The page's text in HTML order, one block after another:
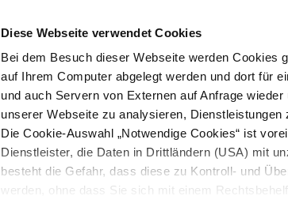
Diese Webseite verwendet Cookies
Bei dem Besuch dieser Webseite werden Cookies
auf Ihrem Computer abgelegt werden und dort für
und auch Servern von Externen auf Anfrage
unserer Webseite zu analysieren,
Die Cookie-Auswahl „Notwendige Cookies“ ist
Dienstleister, die Daten in Drittländern (USA) mit
besteht die Gefahr, dass diese zu Kontroll- und
werden, ohne dass Sie sich mit einem
STARTSEITE